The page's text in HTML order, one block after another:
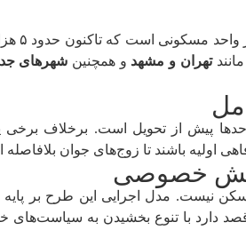
وزیر
تهران و مشهد و همچنین شهرهای
پیش از تحویل است. برخلاف
اولیه باشند تا زوج‌های جوان
خصوصی
نیست. مدل اجرایی این طرح بر پایه
دارد با تنوع بخشیدن به سیاست‌های